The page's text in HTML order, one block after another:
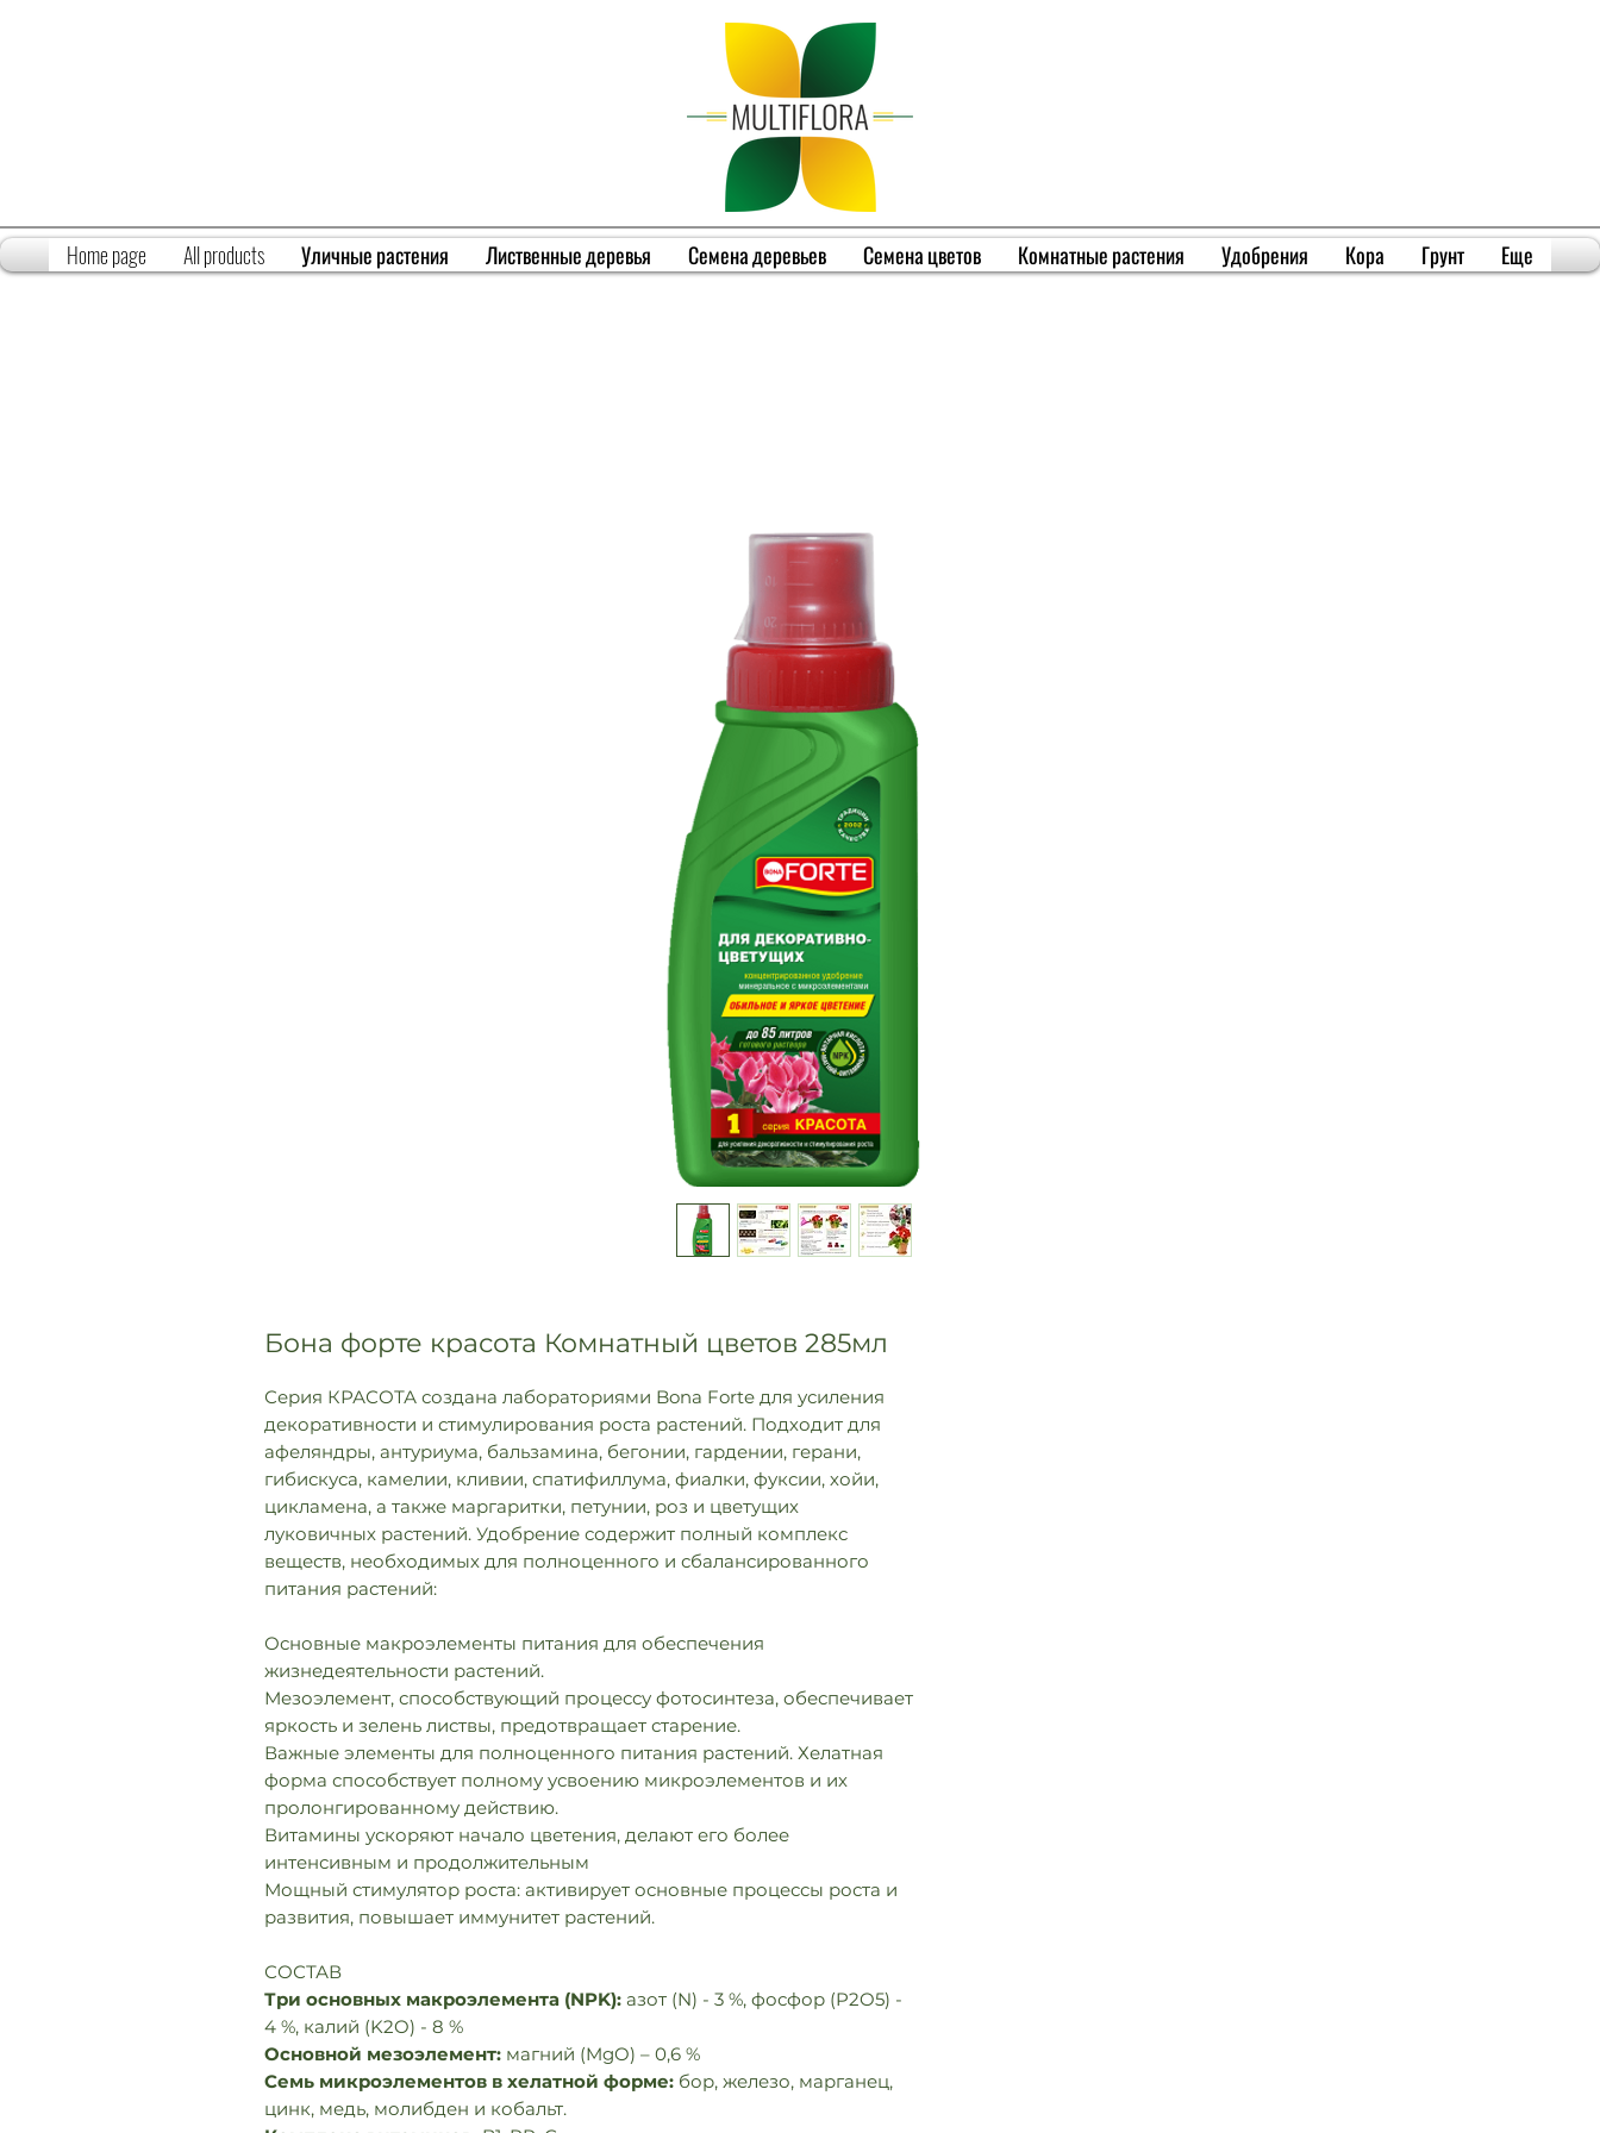
Home page All products Уличные растения Лиственные деревья Семена деревьев Семена цветов Комнатные растения Удобрения Кора Грунт Еще
Бона форте красота Комнатный цветов 285мл
Серия КРАСОТА создана лабораториями Bona Forte для усиления
декоративности и стимулирования роста растений. Подходит для
афеляндры, антуриума, бальзамина, бегонии, гардении, герани,
гибискуса, камелии, кливии, спатифиллума, фиалки, фуксии, хойи,
цикламена, а также маргаритки, петунии, роз и цветущих
луковичных растений. Удобрение содержит полный комплекс
веществ, необходимых для полноценного и сбалансированного
питания растений:
Основные макроэлементы питания для обеспечения
жизнедеятельности растений.
Мезоэлемент, способствующий процессу фотосинтеза, обеспечивает
яркость и зелень листвы, предотвращает старение.
Важные элементы для полноценного питания растений. Хелатная
форма способствует полному усвоению микроэлементов и их
пролонгированному действию.
Витамины ускоряют начало цветения, делают его более
интенсивным и продолжительным
Мощный стимулятор роста: активирует основные процессы роста и
развития, повышает иммунитет растений.
СОСТАВ
Три основных макроэлемента (NPK): азот (N) - 3 %, фосфор (P2O5) -
4 %, калий (K2O) - 8 %
Основной мезоэлемент: магний (MgO) – 0,6 %
Семь микроэлементов в хелатной форме: бор, железо, марганец,
цинк, медь, молибден и кобальт.